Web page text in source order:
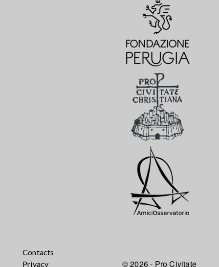
Contacts
Privacy
© 2026 - Pro Civitate